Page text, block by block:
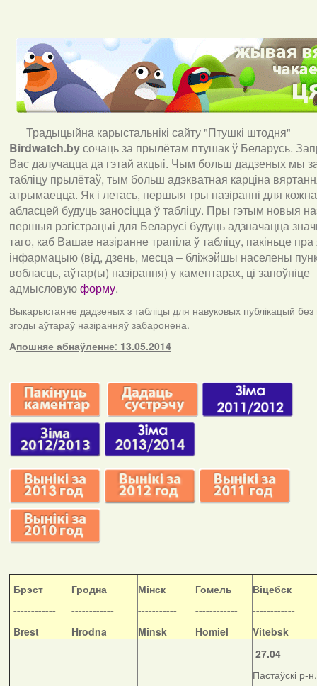
Традыцыйна карыстальнікі сайту "Птушкі штодня"
Birdwatch.byсочаць за прылётам птушак ў Беларусь.
Вас далучацца да гэтай акцыі. Чым больш дадзеных мы
табліцу прылётаў, тым больш адэкватная карціна
атрымаецца. Як і летась, першыя тры назіранні для
абласцей будуць заносіцца ў табліцу. Пры гэтым новыя
першыя рэгістрацыі для Беларусі будуць адзначацца
таго, каб Вашае назіранне трапіла ў табліцу, пакіньце пра
інфармацыю (від, дзень, месца – бліжэйшы населены
вобласць, аўтар(ы) назірання) у каментарах, ці запоўніце
адмысловуюформу.
Выкарыстанне дадзеных з табліцы для навуковых публікацый без
згоды аўтараў назіранняў забаронена.
Апошняе абнаўленне: 13.05.2014
Брэст
------------
Brest
Гродна
------------
Hrodna
Мінск
-----------
Minsk
Гомель
------------
Homiel
Віцебск
------------
Vitebsk
27.04
Пастаўскі р-н,